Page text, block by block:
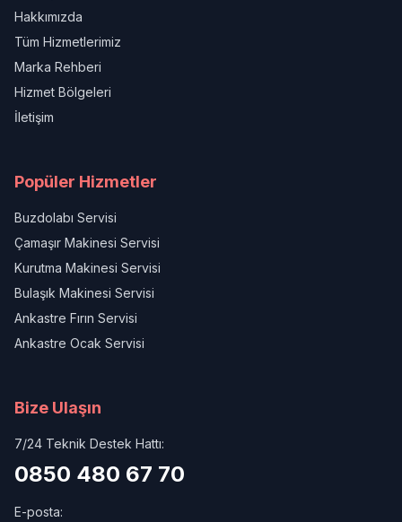
Hakkımızda
Tüm Hizmetlerimiz
Marka Rehberi
Hizmet Bölgeleri
İletişim
Popüler Hizmetler
Buzdolabı Servisi
Çamaşır Makinesi Servisi
Kurutma Makinesi Servisi
Bulaşık Makinesi Servisi
Ankastre Fırın Servisi
Ankastre Ocak Servisi
Bize Ulaşın
7/24 Teknik Destek Hattı:
0850 480 67 70
E-posta: